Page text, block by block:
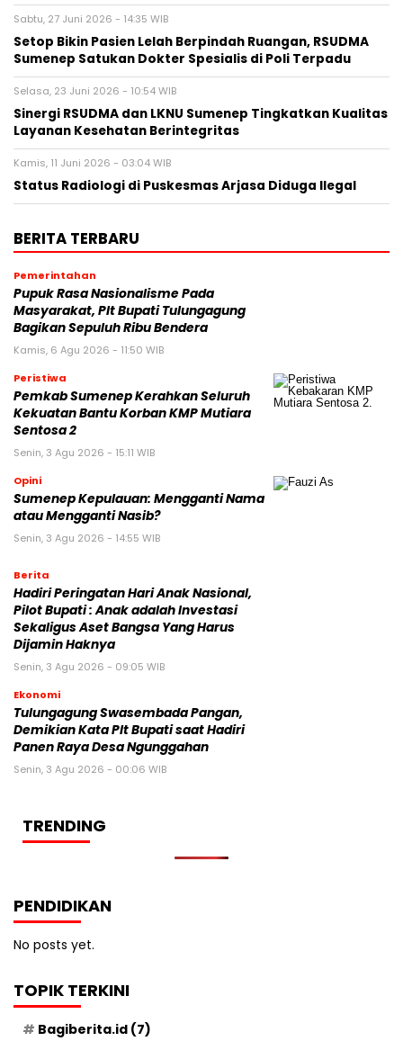
Sabtu, 27 Juni 2026 - 14:35 WIB
Setop Bikin Pasien Lelah Berpindah Ruangan, RSUDMA
Sumenep Satukan Dokter Spesialis di Poli Terpadu
Selasa, 23 Juni 2026 - 10:54 WIB
Sinergi RSUDMA dan LKNU Sumenep Tingkatkan Kualitas
Layanan Kesehatan Berintegritas
Kamis, 11 Juni 2026 - 03:04 WIB
Status Radiologi di Puskesmas Arjasa Diduga Ilegal
BERITA TERBARU
Pemerintahan
Pupuk Rasa Nasionalisme Pada
Masyarakat, Plt Bupati Tulungagung
Bagikan Sepuluh Ribu Bendera
Kamis, 6 Agu 2026 - 11:50 WIB
Peristiwa
Pemkab Sumenep Kerahkan Seluruh
Kekuatan Bantu Korban KMP Mutiara
Sentosa 2
Senin, 3 Agu 2026 - 15:11 WIB
Opini
Sumenep Kepulauan: Mengganti Nama
atau Mengganti Nasib?
Senin, 3 Agu 2026 - 14:55 WIB
Berita
Hadiri Peringatan Hari Anak Nasional,
Pilot Bupati : Anak adalah Investasi
Sekaligus Aset Bangsa Yang Harus
Dijamin Haknya
Senin, 3 Agu 2026 - 09:05 WIB
Ekonomi
Tulungagung Swasembada Pangan,
Demikian Kata Plt Bupati saat Hadiri
Panen Raya Desa Ngunggahan
Senin, 3 Agu 2026 - 00:06 WIB
TRENDING
PENDIDIKAN
No posts yet.
TOPIK TERKINI
Bagiberita.id (7)